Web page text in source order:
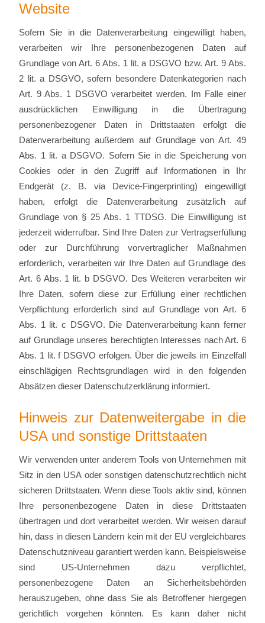
Website
Sofern Sie in die Datenverarbeitung eingewilligt haben,
verarbeiten wir Ihre personenbezogenen Daten auf
Grundlage von Art. 6 Abs. 1 lit. a DSGVO bzw. Art. 9 Abs.
2 lit. a DSGVO, sofern besondere Datenkategorien nach
Art. 9 Abs. 1 DSGVO verarbeitet werden. Im Falle einer
ausdrücklichen Einwilligung in die Übertragung
personenbezogener Daten in Drittstaaten erfolgt die
Datenverarbeitung außerdem auf Grundlage von Art. 49
Abs. 1 lit. a DSGVO. Sofern Sie in die Speicherung von
Cookies oder in den Zugriff auf Informationen in Ihr
Endgerät (z. B. via Device-Fingerprinting) eingewilligt
haben, erfolgt die Datenverarbeitung zusätzlich auf
Grundlage von § 25 Abs. 1 TTDSG. Die Einwilligung ist
jederzeit widerrufbar. Sind Ihre Daten zur Vertragserfüllung
oder zur Durchführung vorvertraglicher Maßnahmen
erforderlich, verarbeiten wir Ihre Daten auf Grundlage des
Art. 6 Abs. 1 lit. b DSGVO. Des Weiteren verarbeiten wir
Ihre Daten, sofern diese zur Erfüllung einer rechtlichen
Verpflichtung erforderlich sind auf Grundlage von Art. 6
Abs. 1 lit. c DSGVO. Die Datenverarbeitung kann ferner
auf Grundlage unseres berechtigten Interesses nach Art. 6
Abs. 1 lit. f DSGVO erfolgen. Über die jeweils im Einzelfall
einschlägigen Rechtsgrundlagen wird in den folgenden
Absätzen dieser Datenschutzerklärung informiert.
Hinweis zur Datenweitergabe in die
USA und sonstige Drittstaaten
Wir verwenden unter anderem Tools von Unternehmen mit
Sitz in den USA oder sonstigen datenschutzrechtlich nicht
sicheren Drittstaaten. Wenn diese Tools aktiv sind, können
Ihre personenbezogene Daten in diese Drittstaaten
übertragen und dort verarbeitet werden. Wir weisen darauf
hin, dass in diesen Ländern kein mit der EU vergleichbares
Datenschutzniveau garantiert werden kann. Beispielsweise
sind US-Unternehmen dazu verpflichtet,
personenbezogene Daten an Sicherheitsbehörden
herauszugeben, ohne dass Sie als Betroffener hiergegen
gerichtlich vorgehen könnten. Es kann daher nicht